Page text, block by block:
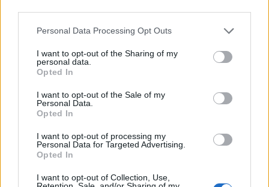
rechazar tal procesamiento. Puede cambiar sus preferencias
a este sitio y haciendo clic en el botón "Privacidad" en la
parte inferior de la página web.
Please note that this website/app uses one or more Google
services and may gather and store information including but
not limited to your visit or usage behaviour. You may click to
use your data for below specified purposes in below Google
consent section.
Personal Data Processing Opt Outs
I want to opt-out of the Sharing of my
personal data.
Opted In
I want to opt-out of the Sale of my
Personal Data.
Opted In
I want to opt-out of processing my
Personal Data for Targeted Advertising.
Opted In
I want to opt-out of Collection, Use,
Corepunk MMORPG
de antes, pero mejor!
Últimas noticias